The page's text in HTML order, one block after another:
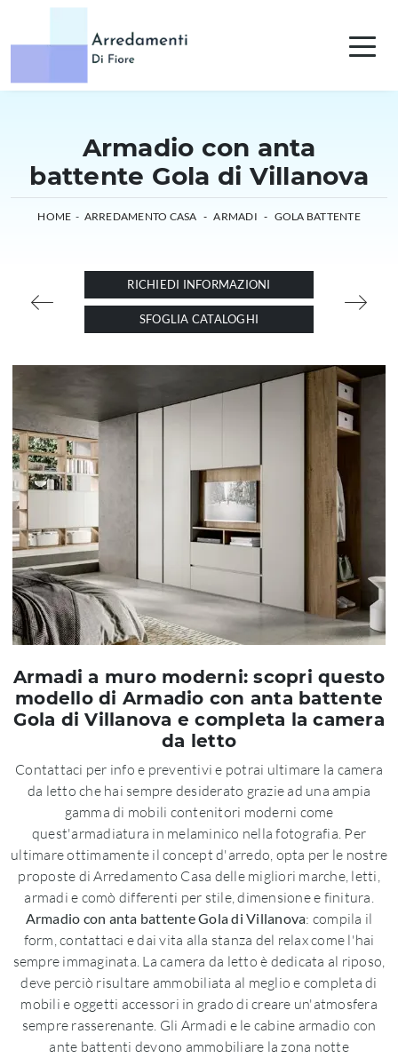
Armadio con anta
battente Gola di Villanova
HOME - ARREDAMENTO CASA - ARMADI - GOLA BATTENTE
RICHIEDI INFORMAZIONI
SFOGLIA CATALOGHI
Armadi a muro moderni: scopri questo
modello di Armadio con anta battente
Gola di Villanova e completa la camera
da letto
Contattaci per info e preventivi e potrai ultimare la camera
da letto che hai sempre desiderato grazie ad una ampia
gamma di mobili contenitori moderni come
quest'armadiatura in melaminico nella fotografia. Per
ultimare ottimamente il concept d'arredo, opta per le nostre
proposte di Arredamento Casa delle migliori marche, letti,
armadi e comò differenti per stile, dimensione e finitura.
Armadio con anta battente Gola di Villanova: compila il
form, contattaci e dai vita alla stanza del relax come l'hai
sempre immaginata. La camera da letto è dedicata al riposo,
deve perciò risultare ammobiliata al meglio e completa di
mobili e oggetti accessori in grado di creare un'atmosfera
sempre rasserenante. Gli Armadi e le cabine armadio con
ante battenti devono ammobiliare la zona notte